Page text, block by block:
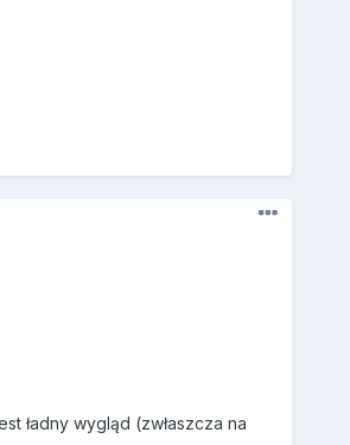
ładny wygląd (zwłaszcza na